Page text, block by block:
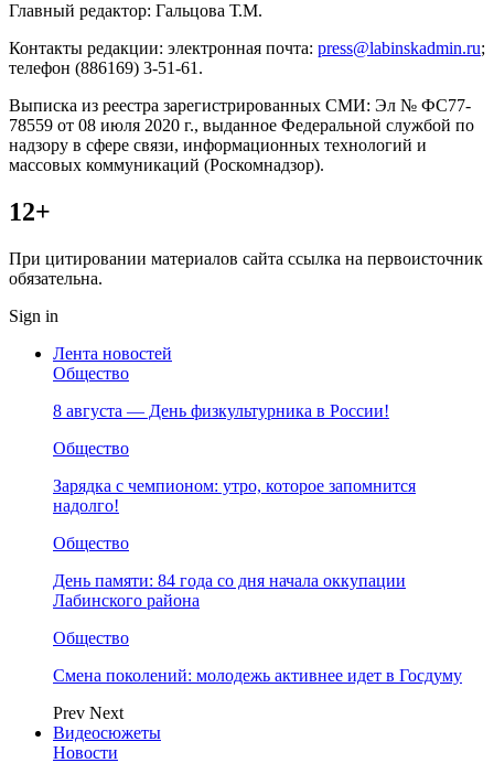
Главный редактор: Гальцова Т.М.
Контакты редакции: электронная почта: press@labinskadmin.ru;
телефон (886169) 3-51-61.
Выписка из реестра зарегистрированных СМИ: Эл № ФС77-
78559 от 08 июля 2020 г., выданное Федеральной службой по
надзору в сфере связи, информационных технологий и
массовых коммуникаций (Роскомнадзор).
12+
При цитировании материалов сайта ссылка на первоисточник
обязательна.
Sign in
Лента новостей
Общество
8 августа — День физкультурника в России!
Общество
Зарядка с чемпионом: утро, которое запомнится
надолго!
Общество
День памяти: 84 года со дня начала оккупации
Лабинского района
Общество
Смена поколений: молодежь активнее идет в Госдуму
Prev Next
Видеосюжеты
Новости